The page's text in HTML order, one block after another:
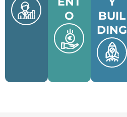
O
BUIL
DING